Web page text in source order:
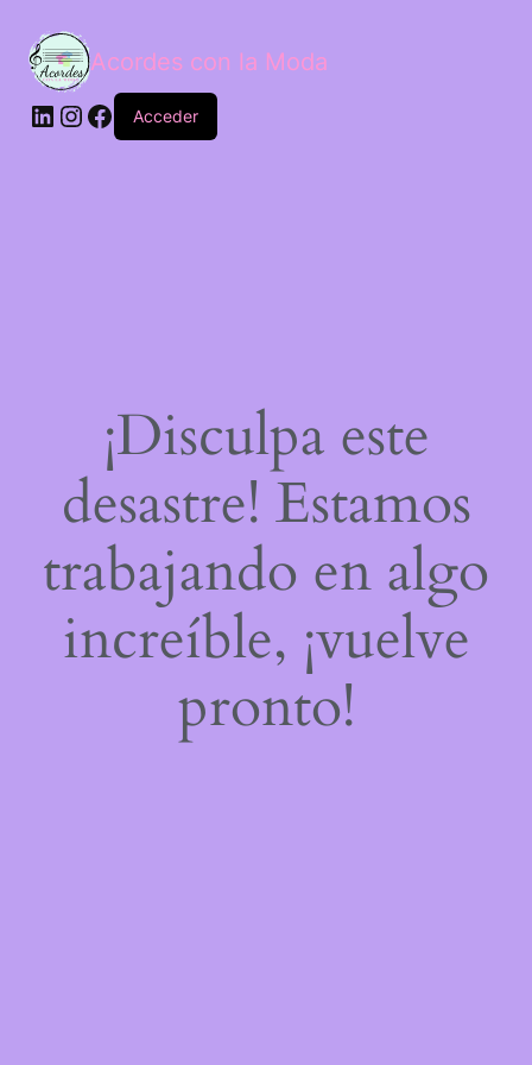
Acordes con la Moda
Acceder
¡Disculpa este
desastre! Estamos
trabajando en algo
increíble, ¡vuelve
pronto!